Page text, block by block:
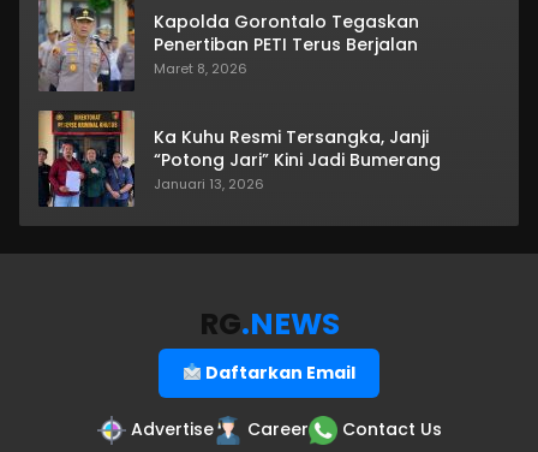
Kapolda Gorontalo Tegaskan
Penertiban PETI Terus Berjalan
Maret 8, 2026
Ka Kuhu Resmi Tersangka, Janji
“Potong Jari” Kini Jadi Bumerang
Januari 13, 2026
RG.NEWS
Daftarkan Email
Advertise Career Contact Us